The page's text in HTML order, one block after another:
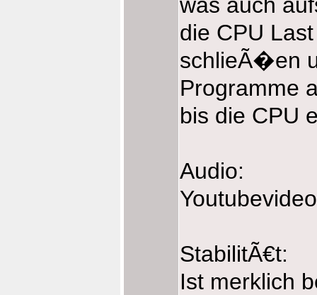
die CPU
schlieÃ�en
Programme
bis die CPU
Audio:
StabilitÃ€t:
Ist merklich